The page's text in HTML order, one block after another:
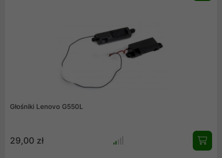
Głośniki Lenovo G550L
29,00 zł